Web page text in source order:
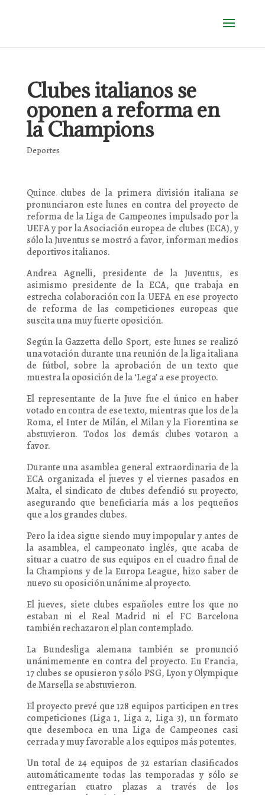
Clubes italianos se
oponen a reforma en
la Champions
Deportes
Quince clubes de la primera división italiana se
pronunciaron este lunes en contra del proyecto de
reforma de la Liga de Campeones impulsado por la
UEFA y por la Asociación europea de clubes (ECA), y
sólo la Juventus se mostró a favor, informan medios
deportivos italianos.
Andrea Agnelli, presidente de la Juventus, es
asimismo presidente de la ECA, que trabaja en
estrecha colaboración con la UEFA en ese proyecto
de reforma de las competiciones europeas que
suscita una muy fuerte oposición.
Según la Gazzetta dello Sport, este lunes se realizó
una votación durante una reunión de la liga italiana
de fútbol, sobre la aprobación de un texto que
muestra la oposición de la ‘Lega’ a ese proyecto.
El representante de la Juve fue el único en haber
votado en contra de ese texto, mientras que los de la
Roma, el Inter de Milán, el Milan y la Fiorentina se
abstuvieron. Todos los demás clubes votaron a
favor.
Durante una asamblea general extraordinaria de la
ECA organizada el jueves y el viernes pasados en
Malta, el sindicato de clubes defendió su proyecto,
asegurando que beneficiaría más a los pequeños
que a los grandes clubes.
Pero la idea sigue siendo muy impopular y antes de
la asamblea, el campeonato inglés, que acaba de
situar a cuatro de sus equipos en el cuadro final de
la Champions y de la Europa League, hizo saber de
nuevo su oposición unánime al proyecto.
El jueves, siete clubes españoles entre los que no
estaban ni el Real Madrid ni el FC Barcelona
también rechazaron el plan contemplado.
La Bundesliga alemana también se pronunció
unánimemente en contra del proyecto. En Francia,
17 clubes se opusieron y sólo PSG, Lyon y Olympique
de Marsella se abstuvieron.
El proyecto prevé que 128 equipos participen en tres
competiciones (Liga 1, Liga 2, Liga 3), un formato
que desemboca en una Liga de Campeones casi
cerrada y muy favorable a los equipos más potentes.
Un total de 24 equipos de 32 estarían clasificados
automáticamente todas las temporadas y sólo se
entregarían cuatro plazas a través de los